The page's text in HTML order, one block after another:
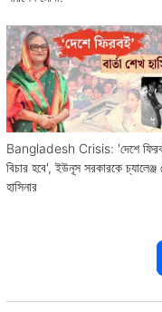
Bangladesh Crisis: 'দেশে
বিচার হবে', ইউনূস সরকারকে চ্যালেঞ্জ
হাসিনার